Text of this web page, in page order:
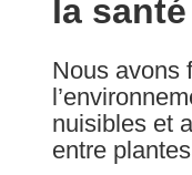
languages:
la
Nous avons
nuisibles et
entre